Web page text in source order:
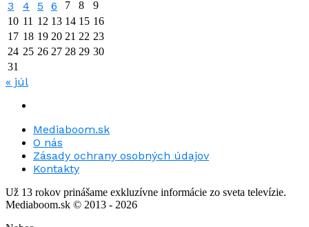
3 4 5 6 7 8
9
10 11 12 13 14 15 16
17 18 19 20 21 22 23
24 25 26 27 28 29 30
31
« júl
Mediaboom.sk
O nás
Zásady ochrany osobných údajov
Kontakty
Už 13 rokov prinášame exkluzívne informácie zo sveta televízie.
Mediaboom.sk © 2013 - 2026